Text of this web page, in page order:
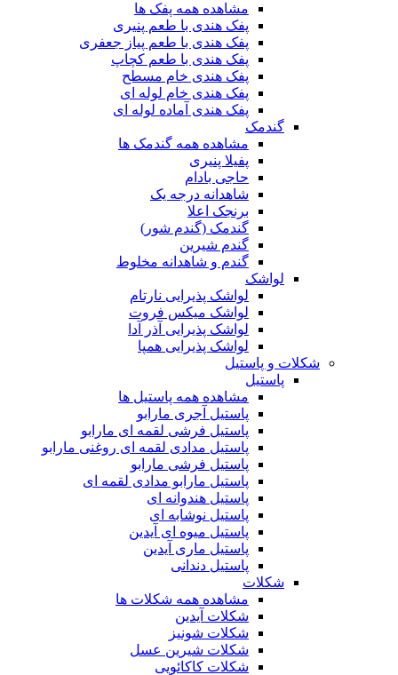
مشاهده همه پفک ها
پفک هندی با طعم پنیری
پفک هندی با طعم پیاز جعفری
پفک هندی با طعم کچاپ
پفک هندی خام مسطح
پفک هندی خام لوله ای
پفک هندی آماده لوله ای
گندمک
مشاهده همه گندمک ها
پفیلا پنیری
حاجی بادام
شاهدانه درجه یک
برنجک اعلا
گندمک (گندم شور)
گندم شیرین
گندم و شاهدانه مخلوط
لواشک
لواشک پذیرایی نارتام
لواشک میکس فروت
لواشک پذیرایی آذر آدا
لواشک پذیرایی همپا
شکلات و پاستیل
پاستیل
مشاهده همه پاستیل ها
پاستیل آجری مارابو
پاستیل فرشی لقمه ای مارابو
پاستیل مدادی لقمه ای روغنی مارابو
پاستیل فرشی مارابو
پاستیل مارابو مدادی لقمه ای
پاستیل هندوانه ای
پاستیل نوشابه ای
پاستیل میوه ای آیدین
پاستیل ماری آیدین
پاستیل دندانی
شکلات
مشاهده همه شکلات ها
شکلات آیدین
شکلات شونیز
شکلات شیرین عسل
شکلات کاکائویی